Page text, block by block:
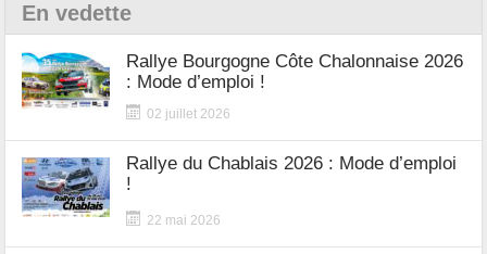
En vedette
Rallye Bourgogne Côte Chalonnaise 2026
: Mode d’emploi !
02 juillet 2026
Rallye du Chablais 2026 : Mode d’emploi
!
22 mai 2026